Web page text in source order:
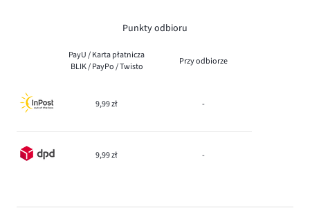
Punkty odbioru
PayU / Karta płatnicza
BLIK / PayPo / Twisto
Przy odbiorze
9,99 zł -
9,99 zł -